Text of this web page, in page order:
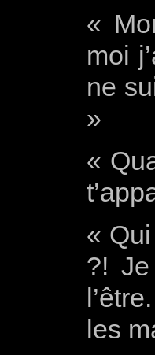
«
moi
ne
»
«
«
?!
les